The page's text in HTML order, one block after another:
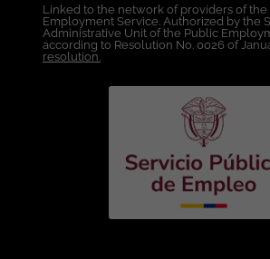
Primefaces, Javascript,
BD Oracle. Indispensable. Tomcat 9+,
Linux RedHat, Java Server
Log4J, Docker, HTML, CSS,
Jquery, AWS Cloud, PL/
DevSecOps, Integración
Codificación segura OWASP. Motivos
los que te encantará ser un
Trabajo en modalidad
Colombia. Conciliación y equilibrio
Carrera profesional y
Linked to the network of providers of the
Employment Service. Authorized by the
Administrative Unit of the Public
according to Resolution No. 0026 of
resolution.